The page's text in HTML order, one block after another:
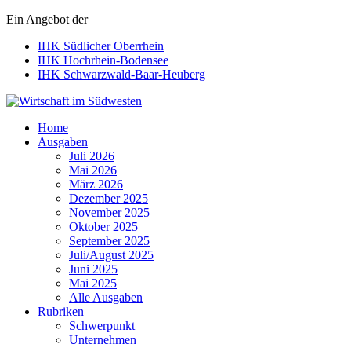
Ein Angebot der
IHK Südlicher Oberrhein
IHK Hochrhein-Bodensee
IHK Schwarzwald-Baar-Heuberg
Wirtschaft im Südwesten
Home
Ausgaben
Juli 2026
Mai 2026
März 2026
Dezember 2025
November 2025
Oktober 2025
September 2025
Juli/August 2025
Juni 2025
Mai 2025
Alle Ausgaben
Rubriken
Schwerpunkt
Unternehmen